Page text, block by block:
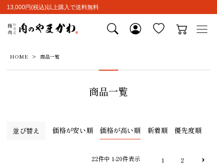
13,000円(税込)以上購入で送料無料
HOME 商品一覧
商品一覧
並び替え 価格が安い順 価格が高い順 新着順 優先度順
22件中 1-20件表示 1 2